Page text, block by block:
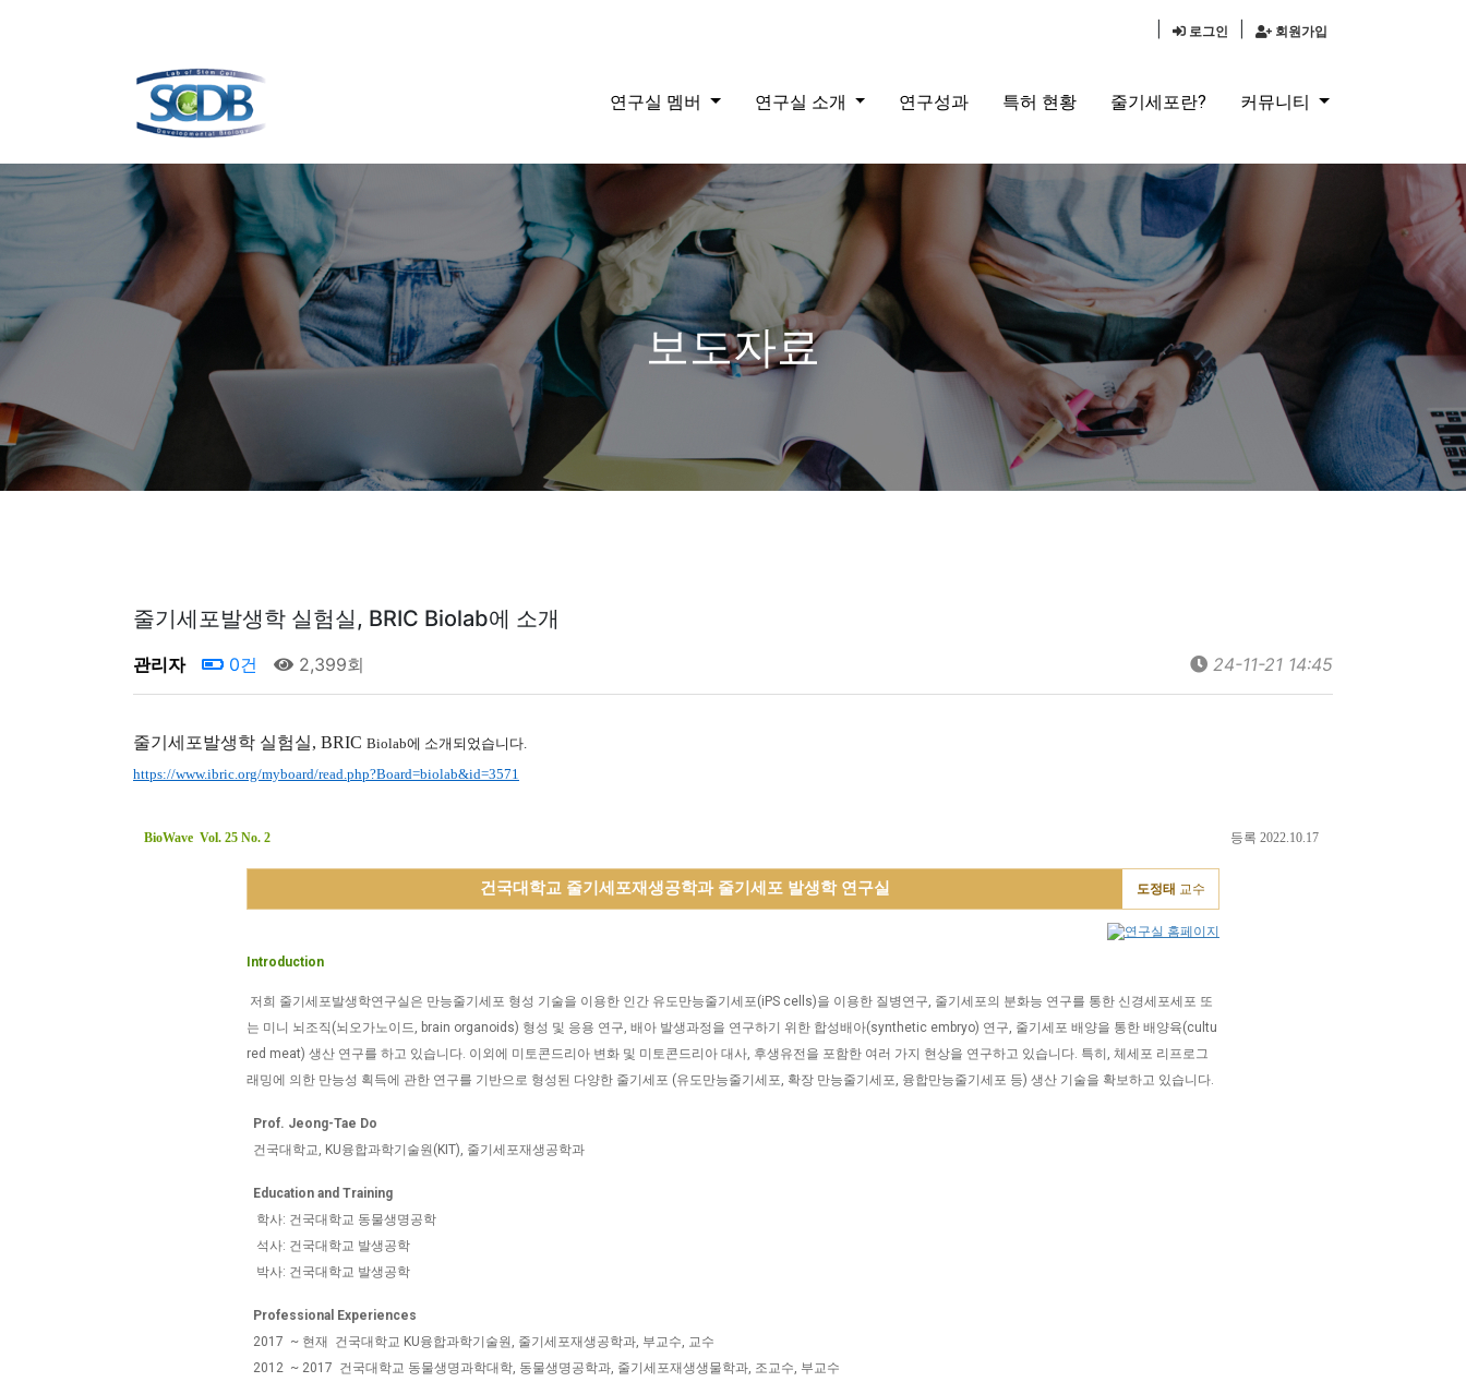
회원가입
로그인
연구실 멤버 연구실 소개 연구성과 특허 현황 줄기세포란? 커뮤니티
보도자료
줄기세포발생학 실험실, BRIC Biolab에 소개
관리자 0건 2,399회 24-11-21 14:45
줄기세포발생학 실험실, BRIC Biolab에 소개되었습니다.
https://www.ibric.org/myboard/read.php?Board=biolab&id=3571
BioWave Vol. 25 No. 2 등록 2022.10.17
건국대학교 줄기세포재생공학과 줄기세포 발생학 연구실 도정태 교수
Introduction
저희 줄기세포발생학연구실은 만능줄기세포 형성 기술을 이용한 인간 유도만능줄기세포(iPS cells)을 이용한 질병연구, 줄기세포의 분화능 연구를 통한 신경세포세포 또
는 미니 뇌조직(뇌오가노이드, brain organoids) 형성 및 응용 연구, 배아 발생과정을 연구하기 위한 합성배아(synthetic embryo) 연구, 줄기세포 배양을 통한 배양육(cultu
red meat) 생산 연구를 하고 있습니다. 이외에 미토콘드리아 변화 및 미토콘드리아 대사, 후생유전을 포함한 여러 가지 현상을 연구하고 있습니다. 특히, 체세포 리프로그
래밍에 의한 만능성 획득에 관한 연구를 기반으로 형성된 다양한 줄기세포 (유도만능줄기세포, 확장 만능줄기세포, 융합만능줄기세포 등) 생산 기술을 확보하고 있습니다.
Prof. Jeong-Tae Do
건국대학교, KU융합과학기술원(KIT), 줄기세포재생공학과
Education and Training
학사: 건국대학교 동물생명공학
석사: 건국대학교 발생공학
박사: 건국대학교 발생공학
Professional Experiences
2017 ~ 현재 건국대학교 KU융합과학기술원, 줄기세포재생공학과, 부교수, 교수
2012 ~ 2017 건국대학교 동물생명과학대학, 동물생명공학과, 줄기세포재생생물학과, 조교수, 부교수